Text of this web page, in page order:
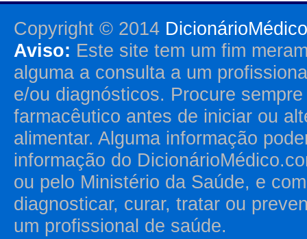
Copyright © 2014
Aviso: Este site tem um fim
alguma a consulta a um
e/ou diagnósticos. Procure
farmacêutico antes de iniciar ou
alimentar. Alguma informação
informação do
ou pelo Ministério da Saúde, e
diagnosticar, curar, tratar ou
um profissional de saúde.